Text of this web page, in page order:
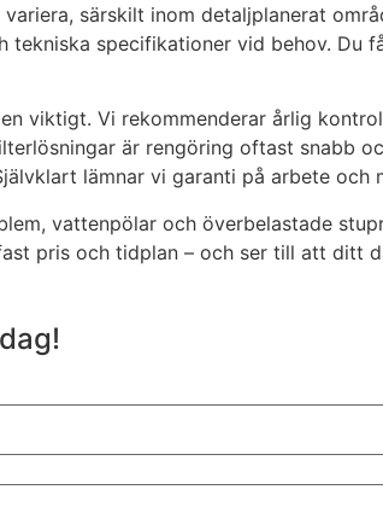
variera, särskilt inom detaljplanerat
tekniska specifikationer vid behov. Du
viktigt. Vi rekommenderar årlig
är rengöring oftast snabb
lämnar vi garanti på arbete och
vattenpölar och överbelastade
pris och tidplan – och ser till att ditt